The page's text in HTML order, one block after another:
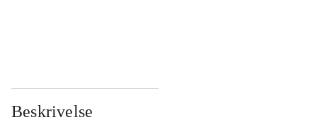
Beskrivelse